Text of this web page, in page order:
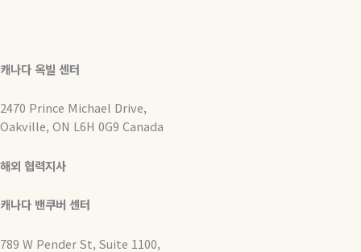
캐나다 옥빌 센터
2470 Prince Michael Drive,
Oakville, ON L6H 0G9 Canada
해외 협력지사
캐나다 밴쿠버 센터
789 W Pender St, Suite 1100,